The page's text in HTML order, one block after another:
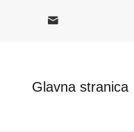
Glavna stranica